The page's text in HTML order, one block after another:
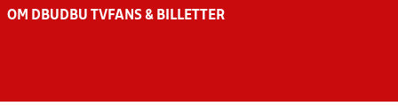
OM DBU DBU TV FANS & BILLETTER